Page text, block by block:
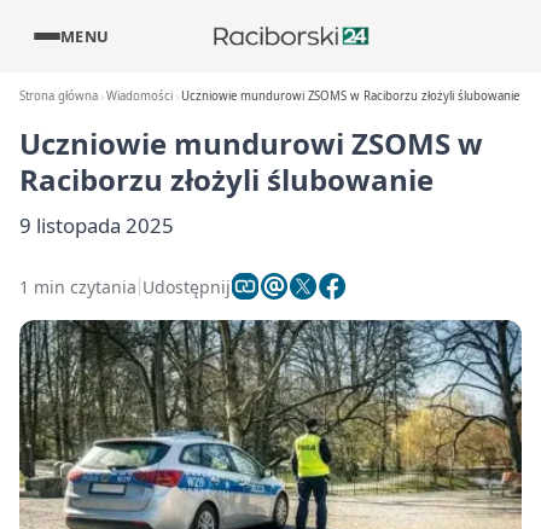
MENU
Strona główna Wiadomości Uczniowie mundurowi ZSOMS w Raciborzu złożyli ślubowanie
Uczniowie mundurowi ZSOMS w
Raciborzu złożyli ślubowanie
9 listopada 2025
1 min czytania Udostępnij